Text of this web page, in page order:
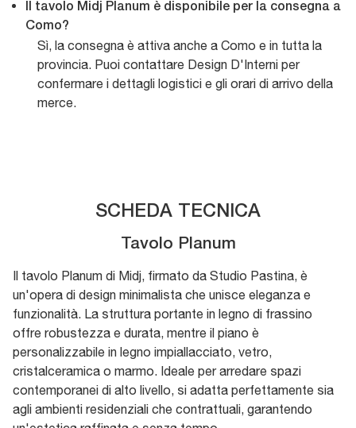
Il tavolo Midj Planum è disponibile per la consegna a
Como?
Sì, la consegna è attiva anche a Como e in tutta la
provincia. Puoi contattare Design D'Interni per
confermare i dettagli logistici e gli orari di arrivo della
merce.
SCHEDA TECNICA
Tavolo Planum
Il tavolo Planum di Midj, firmato da Studio Pastina, è
un'opera di design minimalista che unisce eleganza e
funzionalità. La struttura portante in legno di frassino
offre robustezza e durata, mentre il piano è
personalizzabile in legno impiallacciato, vetro,
cristalceramica o marmo. Ideale per arredare spazi
contemporanei di alto livello, si adatta perfettamente sia
agli ambienti residenziali che contrattuali, garantendo